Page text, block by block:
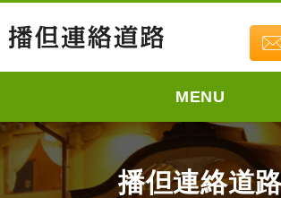
MENU
播但連絡道